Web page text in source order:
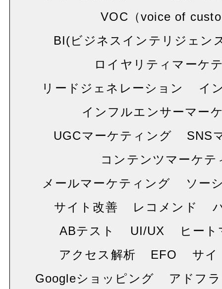
VOC（voice of
BI(ビジネスインテリジェン
ロイヤリティマーケ
リードジェネレーション
イ
インフルエンサーマー
UGCマーケティング
SNS
コンテンツマーケテ
メールマーケティング
ソー
サイト改善
レコメンド
ABテスト
UI/UX
ヒー
アクセス解析
EFO
サイ
Googleショッピング
アドフ